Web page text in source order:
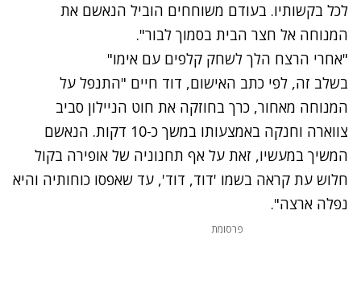
לכל בקשותיו. בעודם משוחחים הוביל הנאשם את
המנוחה אל חצר הבית בסמוך לבור".
"אחרי הרצח הלך לשחק קלפים עם אימו"
בשלב זה, לפי כתב האישום, דוד חיים "התנפל על
המנוחה מאחור, כרך בחוזקה את חוט הניילון סביב
צווארה וחנקה באמצעותו במשך כ-10 דקות. הנאשם
המשיך במעשיו, זאת על אף תחנוניה של אופירה בקול
חלוש עת קראה בשמו 'דוד, דוד', עד שאפסו כוחותיה והיא
נפלה ארצה".
פרסומת